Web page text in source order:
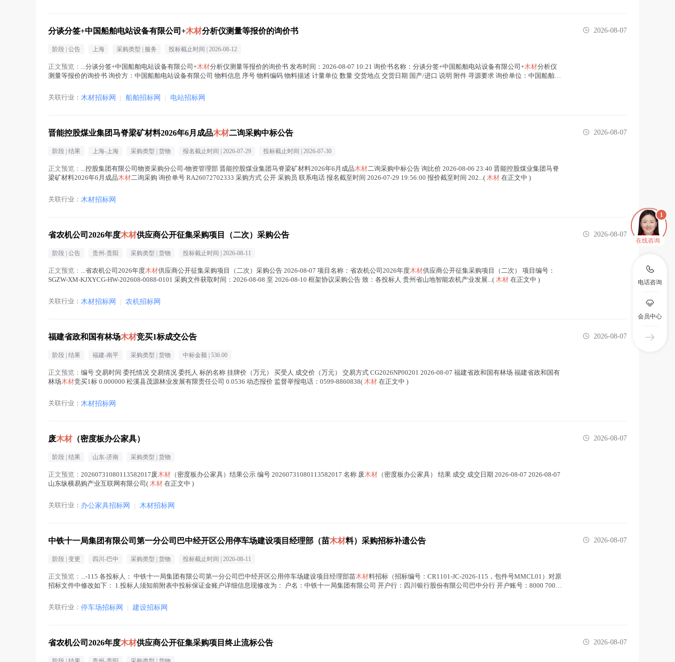
在线咨询
电话咨询
会员中心
分谈分签+中国船舶电站设备有限公司+木材分析仪测量等报价的询价书
阶段 | 公告 上海 采购类型 | 服务 投标截止时间 | 2026-08-12
正文预览： ...分谈分签+中国船舶电站设备有限公司+木材分析仪测量等报价的询价书 发布时间：2026-08-07 10:21 询价书名称：分谈分签+中国船舶电站设备有限公司+木材分析仪
测量等报价的询价书 询价方：中国船舶电站设备有限公司 物料信息 序号 物料编码 物料描述 计量单位 数量 交货地点 交货日期 国产/进口 说明 附件 寻源要求 询价单位：中国船舶电
关联行业： 木材招标网 | 船舶招标网 | 电站招标网
2026-08-07
晋能控股煤业集团马脊梁矿材料2026年6月成品木材二询采购中标公告
阶段 | 结果 上海-上海 采购类型 | 货物 报名截止时间 | 2026-07-29 投标截止时间 | 2026-07-30
正文预览： ...控股集团有限公司物资采购分公司-物资管理部 晋能控股煤业集团马脊梁矿材料2026年6月成品木材二询采购中标公告 询比价 2026-08-06 23:40 晋能控股煤业集团马脊
梁矿材料2026年6月成品木材二询采购 询价单号 RA26072702333 采购方式 公开 采购员 联系电话 报名截至时间 2026-07-29 19:56:00 报价截至时间 202...( 木材 在正文中 )
关联行业： 木材招标网
2026-08-07
省农机公司2026年度木材供应商公开征集采购项目（二次）采购公告
阶段 | 公告 贵州-贵阳 采购类型 | 货物 投标截止时间 | 2026-08-11
正文预览： ...省农机公司2026年度木材供应商公开征集采购项目（二次）采购公告 2026-08-07 项目名称：省农机公司2026年度木材供应商公开征集采购项目（二次） 项目编号：
SGZW-XM-KJXYCG-HW-202608-0088-0101 采购文件获取时间：2026-08-08 至 2026-08-10 框架协议采购公告 致：各投标人 贵州省山地智能农机产业发展...( 木材 在正文中 )
关联行业： 木材招标网 | 农机招标网
2026-08-07
福建省政和国有林场木材竞买1标成交公告
阶段 | 结果 福建-南平 采购类型 | 货物 中标金额 | 536.00
正文预览： 编号 交易时间 委托情况 交易情况 委托人 标的名称 挂牌价（万元） 买受人 成交价（万元） 交易方式 CG2026NP00201 2026-08-07 福建省政和国有林场 福建省政和国有
林场木材竞买1标 0.000000 松溪县茂源林业发展有限责任公司 0.0536 动态报价 监督举报电话：0599-8860838( 木材 在正文中 )
关联行业： 木材招标网
2026-08-07
废木材（密度板办公家具）
阶段 | 结果 山东-济南 采购类型 | 货物
正文预览： 20260731080113582017废木材 （密度板办公家具）结果公示 编号 20260731080113582017 名称 废木材 （密度板办公家具） 结果 成交 成交日期 2026-08-07 2026-08-07
山东纵横易购产业互联网有限公司( 木材 在正文中 )
关联行业： 办公家具招标网 | 木材招标网
2026-08-07
中铁十一局集团有限公司第一分公司巴中经开区公用停车场建设项目经理部（苗木材料）采购招标补遗公告
阶段 | 变更 四川-巴中 采购类型 | 货物 投标截止时间 | 2026-08-11
正文预览： ...-115 各投标人： 中铁十一局集团有限公司第一分公司巴中经开区公用停车场建设项目经理部苗木材料招标（招标编号：CR1101-JC-2026-115，包件号MMCL01）对原
招标文件中修改如下： 1.投标人须知前附表中投标保证金账户详细信息现修改为： 户名：中铁十一局集团有限公司 开户行：四川银行股份有限公司巴中分行 开户账号：8000 7000
关联行业： 停车场招标网 | 建设招标网
2026-08-07
省农机公司2026年度木材供应商公开征集采购项目终止流标公告 2026-08-07